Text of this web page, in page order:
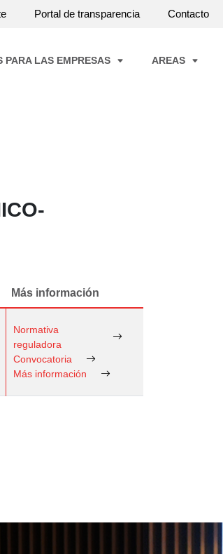
Portal de transparencia Contacto
PARA LAS EMPRESAS AREAS
Más información
Normativa
reguladora
Convocatoria
Más información